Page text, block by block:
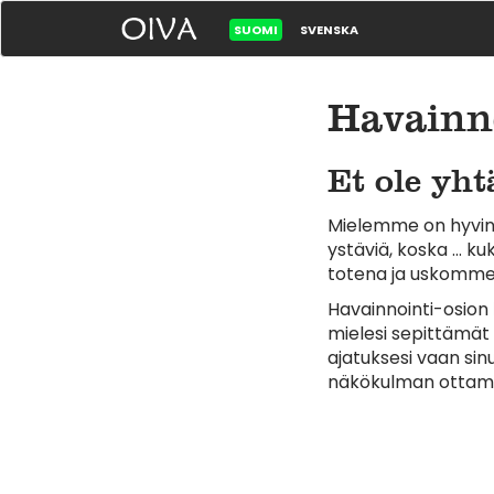
SUOMI SVENSKA
Et ole
Mielemme on
ystäviä, koska …
totena ja
Havainnointi-
mielesi
ajatuksesi vaan
näkökulman